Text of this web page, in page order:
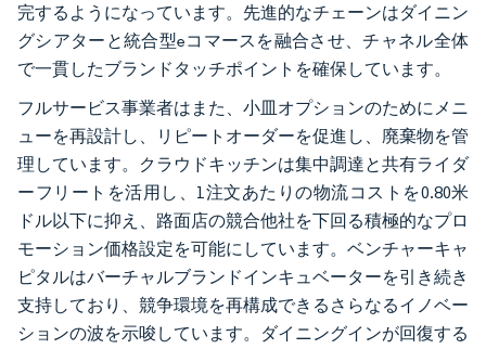
完するようになっています。先進的なチェーンはダイニン
グシアターと統合型eコマースを融合させ、チャネル全体
で一貫したブランドタッチポイントを確保しています。
フルサービス事業者はまた、小皿オプションのためにメニ
ューを再設計し、リピートオーダーを促進し、廃棄物を管
理しています。クラウドキッチンは集中調達と共有ライダ
ーフリートを活用し、1注文あたりの物流コストを0.80米
ドル以下に抑え、路面店の競合他社を下回る積極的なプロ
モーション価格設定を可能にしています。ベンチャーキャ
ピタルはバーチャルブランドインキュベーターを引き続き
支持しており、競争環境を再構成できるさらなるイノベー
ションの波を示唆しています。ダイニングインが回復する